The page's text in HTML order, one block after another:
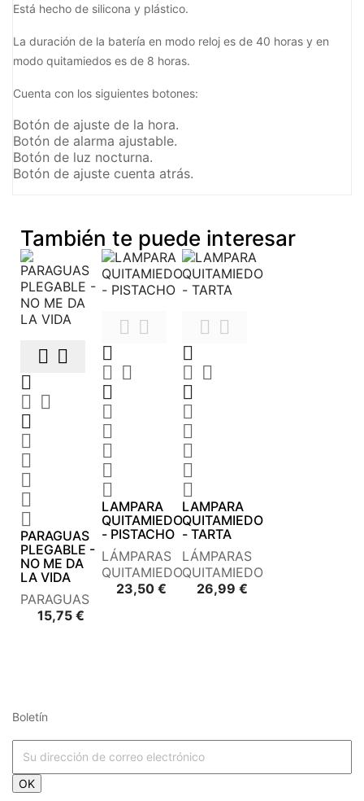
Está hecho de silicona y plástico.
La duración de la batería en modo reloj es de 40 horas y en
modo quitamiedos es de 8 horas.
Cuenta con los siguientes botones:
Botón de ajuste de la hora.
Botón de alarma ajustable.
Botón de luz nocturna.
Botón de ajuste cuenta atrás.
También te puede interesar
 

 






PARAGUAS
PLEGABLE -
NO ME DA
LA VIDA
PARAGUAS
15,75 €Precio
 

 






LAMPARA
QUITAMIEDOS
- PISTACHO
LÁMPARAS
QUITAMIEDOS
23,50 € Precio
 

 






LAMPARA
QUITAMIEDOS
- TARTA
LÁMPARAS
QUITAMIEDOS
26,99 €
Boletín
OK